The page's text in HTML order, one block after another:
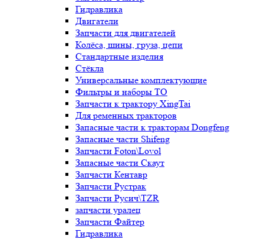
Гидравлика
Двигатели
Запчасти для двигателей
Колёса, шины, груза, цепи
Стандартные изделия
Стёкла
Универсальные комплектующие
Фильтры и наборы ТО
Запчасти к трактору XingTai
Для ременных тракторов
Запасные части к тракторам Dongfeng
Запасные части Shifeng
Запчасти Foton\Lovol
Запасные части Скаут
Запчасти Кентавр
Запчасти Рустрак
Запчасти Русич\TZR
запчасти уралец
Запчасти Файтер
Гидравлика